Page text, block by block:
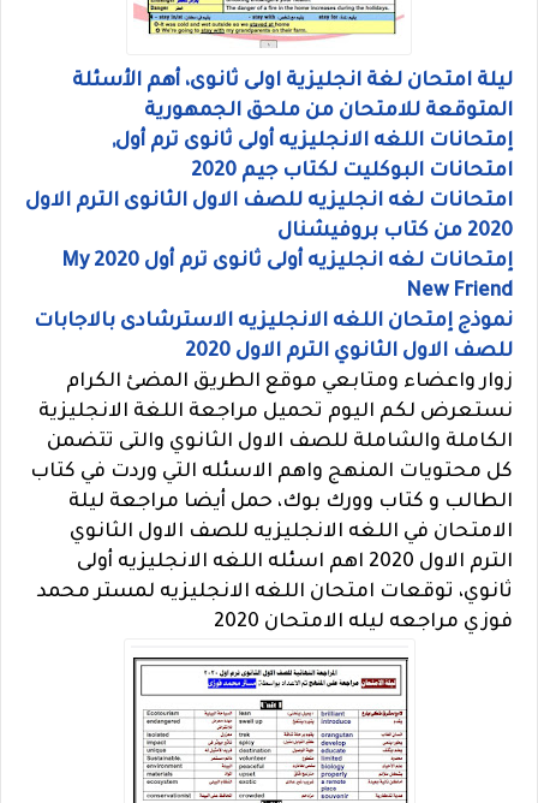
ليلة امتحان لغة انجليزية اولى ثانوى، أهم الأسئلة
المتوقعة للامتحان من ملحق الجمهورية
إمتحانات اللغه الانجليزيه أولى ثانوى ترم أول,
امتحانات البوكليت لكتاب جيم 2020
امتحانات لغه انجليزيه للصف الاول الثانوى الترم الاول
2020 من كتاب بروفيشنال
إمتحانات لغه انجليزيه أولى ثانوى ترم أول 2020 My
New Friend
نموذج إمتحان اللغه الانجليزيه الاسترشادى بالاجابات
للصف الاول الثانوي الترم الاول 2020
زوار واعضاء ومتابعي موقع الطريق المضئ الكرام
نستعرض لكم اليوم تحميل مراجعة اللغة الانجليزية
الكاملة والشاملة للصف الاول الثانوي والتى تتضمن
كل محتويات المنهج واهم الاسئله التي وردت في كتاب
الطالب و كتاب وورك بوك، حمل أيضا مراجعة ليلة
الامتحان في اللغه الانجليزيه للصف الاول الثانوي
الترم الاول 2020 اهم اسئله اللغه الانجليزيه أولى
ثانوي، توقعات امتحان اللغه الانجليزيه لمستر محمد
فوزي مراجعه ليله الامتحان 2020